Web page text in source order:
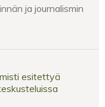
ja journalismin
esitettyä